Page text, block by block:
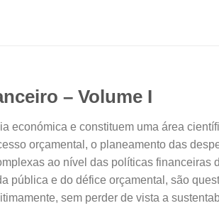
– Volume I
económica e constituem uma área
orçamental, o planeamento das
ao nível das políticas financeiras
pública e do défice orçamental, são
sem perder de vista a